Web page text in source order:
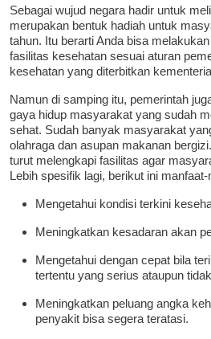
Sebagai wujud negara hadir untuk
merupakan bentuk hadiah untuk
tahun. Itu berarti Anda bisa melakukan
fasilitas kesehatan sesuai aturan
kesehatan yang diterbitkan
Namun di samping itu, pemerintah
gaya hidup masyarakat yang sudah
sehat. Sudah banyak masyarakat
olahraga dan asupan makanan
turut melengkapi fasilitas agar
Lebih spesifik lagi, berikut ini
Mengetahui kondisi terkini
Meningkatkan kesadaran akan
Mengetahui dengan cepat bila
tertentu yang serius ataupun
Meningkatkan peluang angka
penyakit bisa segera teratasi.